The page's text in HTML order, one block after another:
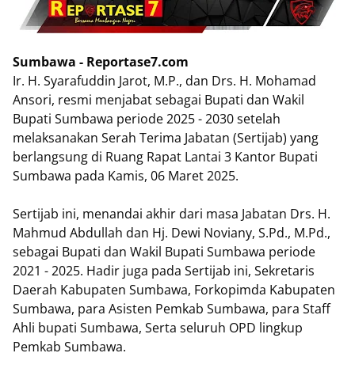
Sumbawa - Reportase7.com
Ir. H. Syarafuddin Jarot, M.P., dan Drs. H. Mohamad
Ansori, resmi menjabat sebagai Bupati dan Wakil
Bupati Sumbawa periode 2025 - 2030 setelah
melaksanakan Serah Terima Jabatan (Sertijab) yang
berlangsung di Ruang Rapat Lantai 3 Kantor Bupati
Sumbawa pada Kamis, 06 Maret 2025.
Sertijab ini, menandai akhir dari masa Jabatan Drs. H.
Mahmud Abdullah dan Hj. Dewi Noviany, S.Pd., M.Pd.,
sebagai Bupati dan Wakil Bupati Sumbawa periode
2021 - 2025. Hadir juga pada Sertijab ini, Sekretaris
Daerah Kabupaten Sumbawa, Forkopimda Kabupaten
Sumbawa, para Asisten Pemkab Sumbawa, para Staff
Ahli bupati Sumbawa, Serta seluruh OPD lingkup
Pemkab Sumbawa.